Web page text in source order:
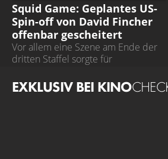
Squid Game: Geplantes US-
Spin-off von David Fincher
offenbar gescheitert
Vor allem eine Szene am Ende der
dritten Staffel sorgte für
EXKLUSIV BEI KINO